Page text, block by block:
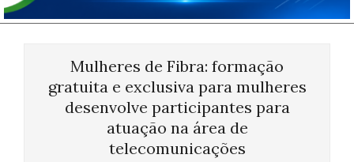
Mulheres de Fibra: formação
gratuita e exclusiva para mulheres
desenvolve participantes para
atuação na área de
telecomunicações